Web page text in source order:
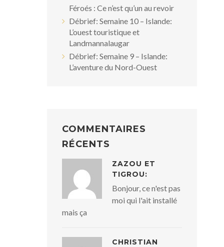
Féroés : Ce n’est qu’un au revoir
Débrief: Semaine 10 – Islande:
L’ouest touristique et
Landmannalaugar
Débrief: Semaine 9 – Islande:
L’aventure du Nord-Ouest
COMMENTAIRES
RÉCENTS
ZAZOU ET
TIGROU:
Bonjour, ce n'est pas
moi qui l'ait installé
mais ça
CHRISTIAN